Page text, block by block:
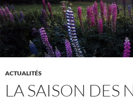
ACTUALITÉS
LA SAISON DES